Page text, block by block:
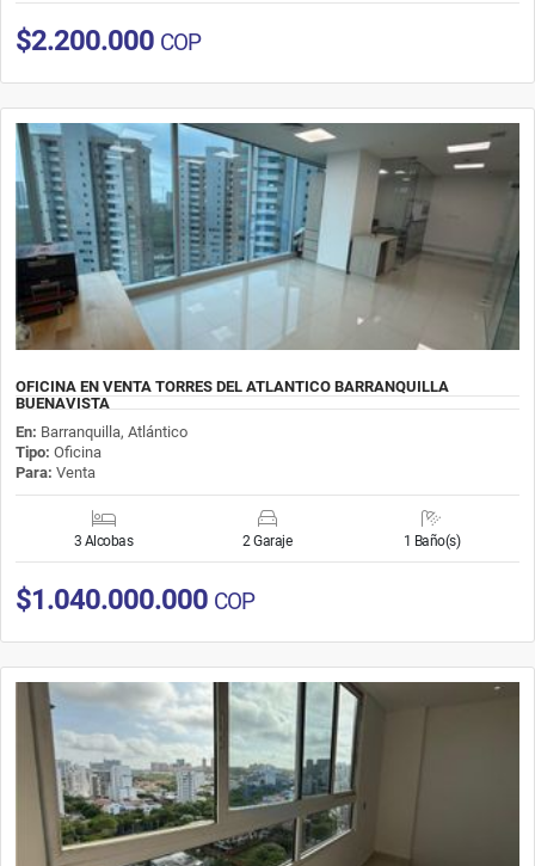
$2.200.000 COP
OFICINA EN VENTA TORRES DEL ATLANTICO BARRANQUILLA
BUENAVISTA
En: Barranquilla, Atlántico
Tipo: Oficina
Para: Venta
3 Alcobas 2 Garaje 1 Baño(s)
$1.040.000.000 COP